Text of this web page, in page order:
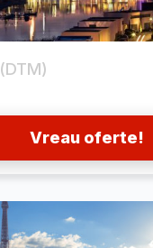
(DTM)
Vreau oferte!